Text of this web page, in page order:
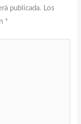
publicada. Los
*